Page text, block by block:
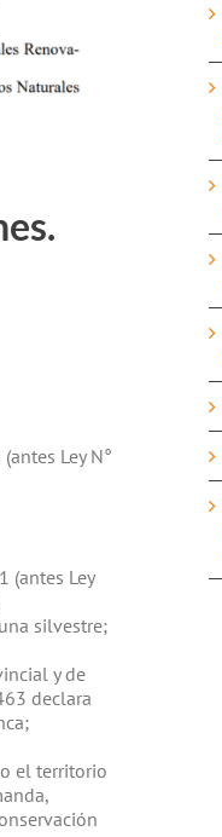
Ley N°
(antes Ley
silvestre;
y de
declara
el territorio